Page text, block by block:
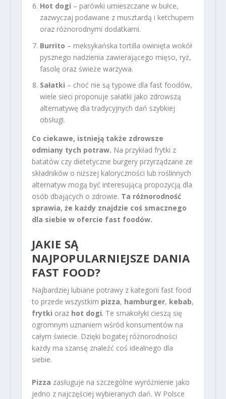
Hot dogi – parówki umieszczane w bułce,
zazwyczaj podawane z musztardą i ketchupem
oraz różnorodnymi dodatkami.
Burrito – meksykańska tortilla owinięta wokół
pysznego nadzienia zawierającego mięso, ryż,
fasolę oraz świeże warzywa.
Sałatki – choć nie są typowe dla fast foodów,
wiele sieci proponuje sałatki jako zdrowszą
alternatywę dla tradycyjnych dań szybkiej
obsługi.
Co ciekawe, istnieją także zdrowsze
odmiany tych potraw. Na przykład frytki z
batatów czy dietetyczne burgery przyrządzane ze
składników o niższej kaloryczności lub roślinnych
alternatyw mogą być interesującą propozycją dla
osób dbających o zdrowie. Ta różnorodność
sprawia, że każdy znajdzie coś smacznego
dla siebie w ofercie fast foodów.
JAKIE SĄ
NAJPOPULARNIEJSZE DANIA
FAST FOOD?
Najbardziej lubiane potrawy z kategorii fast food
to przede wszystkim pizza, hamburger, kebab,
frytki oraz hot dogi. Te smakołyki cieszą się
ogromnym uznaniem wśród konsumentów na
całym świecie. Dzięki bogatej różnorodności
każdy ma szansę znaleźć coś idealnego dla
siebie.
Pizza zasługuje na szczególne wyróżnienie jako
jedno z najczęściej wybieranych dań. W Polsce